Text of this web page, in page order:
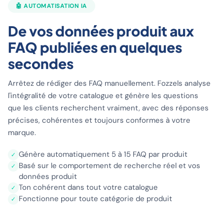
🤖 AUTOMATISATION IA
De vos données produit aux
FAQ publiées en quelques
secondes
Arrêtez de rédiger des FAQ manuellement. Fozzels analyse
l'intégralité de votre catalogue et génère les questions
que les clients recherchent vraiment, avec des réponses
précises, cohérentes et toujours conformes à votre
marque.
✓ Génère automatiquement 5 à 15 FAQ par produit
✓ Basé sur le comportement de recherche réel et vos
données produit
✓ Ton cohérent dans tout votre catalogue
✓ Fonctionne pour toute catégorie de produit